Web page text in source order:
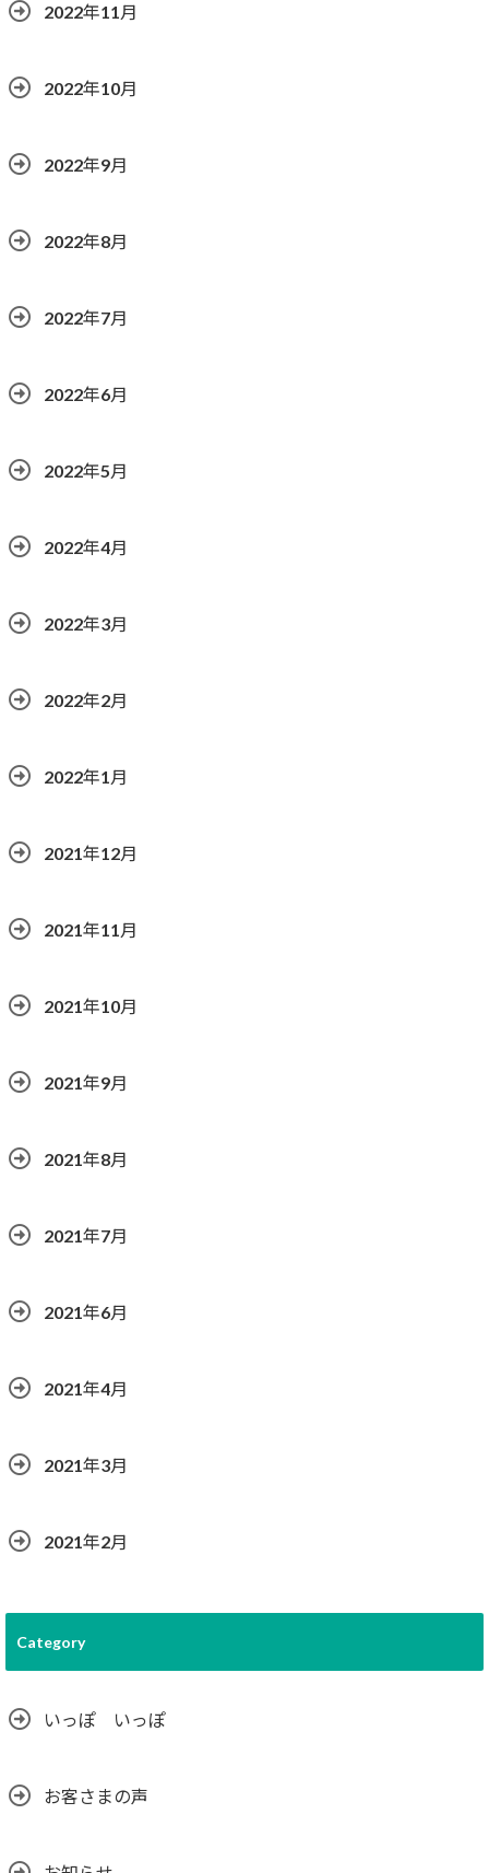
2022年11月
2022年10月
2022年9月
2022年8月
2022年7月
2022年6月
2022年5月
2022年4月
2022年3月
2022年2月
2022年1月
2021年12月
2021年11月
2021年10月
2021年9月
2021年8月
2021年7月
2021年6月
2021年4月
2021年3月
2021年2月
Category
いっぽ いっぽ
お客さまの声